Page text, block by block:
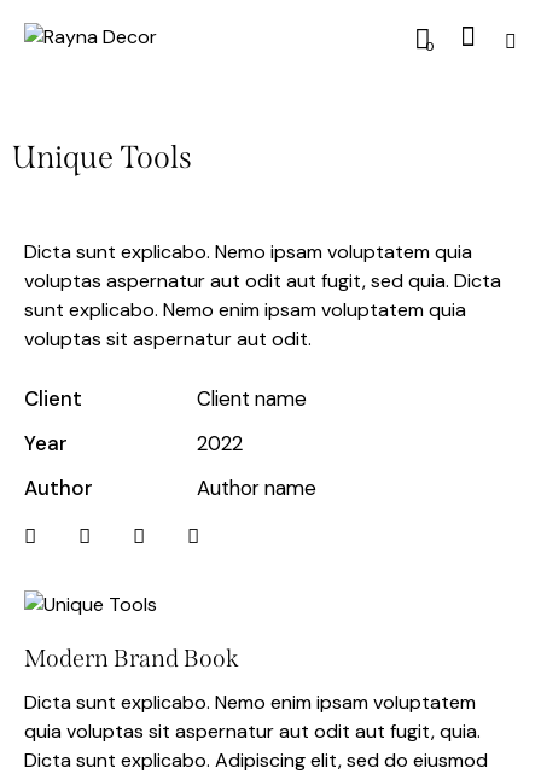
0
Unique Tools
Dicta sunt explicabo. Nemo ipsam voluptatem quia
voluptas aspernatur aut odit aut fugit, sed quia. Dicta
sunt explicabo. Nemo enim ipsam voluptatem quia
voluptas sit aspernatur aut odit.
Client
Client name
Year
2022
Author
Author name
Modern Brand Book
Dicta sunt explicabo. Nemo enim ipsam voluptatem
quia voluptas sit aspernatur aut odit aut fugit, quia.
Dicta sunt explicabo. Adipiscing elit, sed do eiusmod